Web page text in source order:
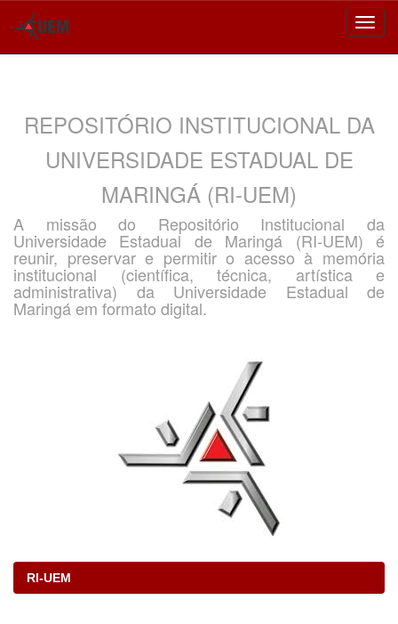
REPOSITÓRIO INSTITUCIONAL DA
UNIVERSIDADE ESTADUAL DE
MARINGÁ (RI-UEM)
A missão do Repositório Institucional da
Universidade Estadual de Maringá (RI-UEM) é
reunir, preservar e permitir o acesso à memória
institucional (científica, técnica, artística e
administrativa) da Universidade Estadual de
Maringá em formato digital.
RI-UEM